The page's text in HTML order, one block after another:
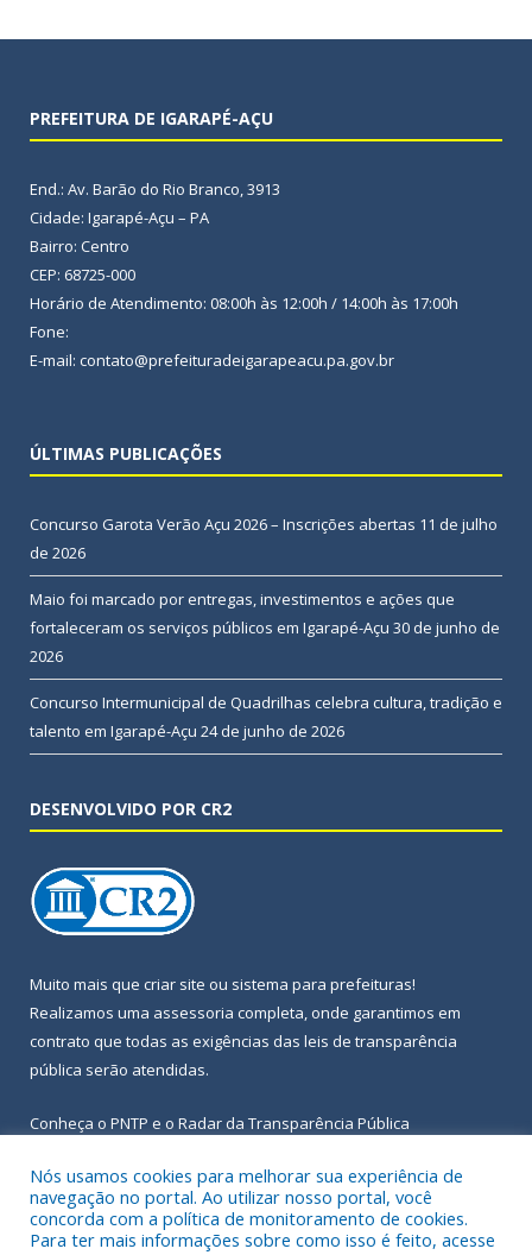
PREFEITURA DE IGARAPÉ-AÇU
End.: Av. Barão do Rio Branco, 3913
Cidade: Igarapé-Açu – PA
Bairro: Centro
CEP: 68725-000
Horário de Atendimento: 08:00h às 12:00h / 14:00h às 17:00h
Fone:
E-mail: contato@prefeituradeigarapeacu.pa.gov.br
ÚLTIMAS PUBLICAÇÕES
Concurso Garota Verão Açu 2026 – Inscrições abertas 11 de julho
de 2026
Maio foi marcado por entregas, investimentos e ações que
fortaleceram os serviços públicos em Igarapé-Açu 30 de junho de
2026
Concurso Intermunicipal de Quadrilhas celebra cultura, tradição e
talento em Igarapé-Açu 24 de junho de 2026
DESENVOLVIDO POR CR2
Muito mais que criar site ou sistema para prefeituras!
Realizamos uma assessoria completa, onde garantimos em
contrato que todas as exigências das leis de transparência
pública serão atendidas.
Conheça o PNTP e o Radar da Transparência Pública
Todos os direitos reservados a Prefeitura Municipal de Igarapé-
Nós usamos cookies para melhorar sua experiência de
navegação no portal. Ao utilizar nosso portal, você
concorda com a política de monitoramento de cookies.
Para ter mais informações sobre como isso é feito, acesse